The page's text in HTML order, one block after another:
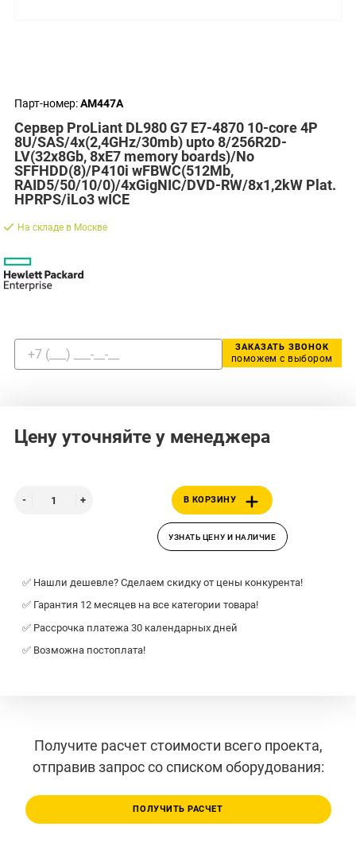
Парт-номер:AM447A
Сервер ProLiant DL980 G7 E7-4870 10-core 4P
8U/SAS/4x(2,4GHz/30mb) upto 8/256R2D-
LV(32x8Gb, 8xE7 memory boards)/No
SFFHDD(8)/P410i wFBWC(512Mb,
RAID5/50/10/0)/4xGigNIC/DVD-RW/8x1,2kW Plat.
HPRPS/iLo3 wICE
На складе в Москве
ЗАКАЗАТЬ ЗВОНОК
поможем с выбором
Цену уточняйте у менеджера
В КОРЗИНУ
УЗНАТЬ ЦЕНУ И НАЛИЧИЕ
✅ Нашли дешевле? Сделаем скидку от цены конкурента!
✅ Гарантия 12 месяцев на все категории товара!
✅ Рассрочка платежа 30 календарных дней
✅ Возможна постоплата!
Получите расчет стоимости всего проекта,
отправив запрос со списком оборудования:
ПОЛУЧИТЬ РАСЧЕТ